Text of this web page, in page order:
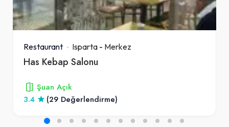
Restaurant Isparta - Merkez
Has Kebap Salonu
Şuan Açık
3.4
(29 Değerlendirme)